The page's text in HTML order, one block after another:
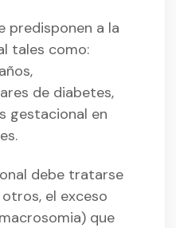
predisponen a la
tales como:
de diabetes,
gestacional en
debe tratarse
el exceso
que